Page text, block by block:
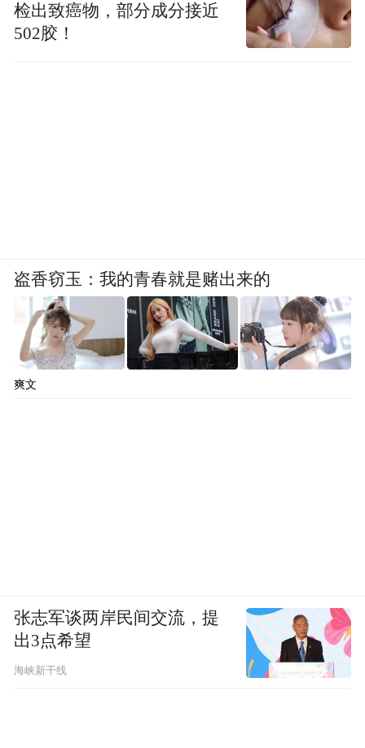
检出致癌物，部分成分接近
502胶！
盗香窃玉：我的青春就是赌出来的
爽文
张志军谈两岸民间交流，提
出3点希望
海峡新干线